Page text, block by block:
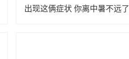
出现这俩症状 你离中暑不远了